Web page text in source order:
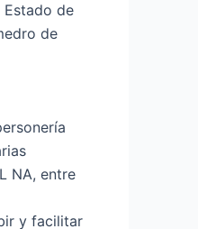
Estado de
de
NA, entre
y facilitar